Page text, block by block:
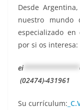
Desde
nuestro mundo
especializado
por si os interesa:
ei
(02474)-431961
Su currículum: